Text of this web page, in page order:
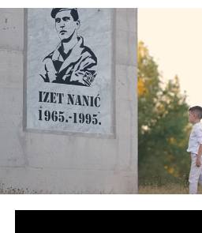
vjerujem da
Samo dan
sam radost
jednog
Posted byAlmin
on
10, 2025